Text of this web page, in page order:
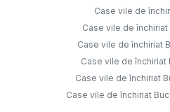
Case vile de
Case vile de închiriat
Case vile de închiriat
Case vile de închiriat
Case vile de închiriat
Case vile de închiriat